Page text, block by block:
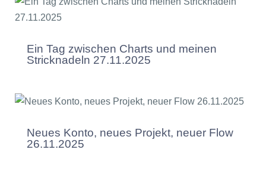
Ein Tag zwischen Charts und meinen
Stricknadeln 27.11.2025
Neues Konto, neues Projekt, neuer Flow
26.11.2025